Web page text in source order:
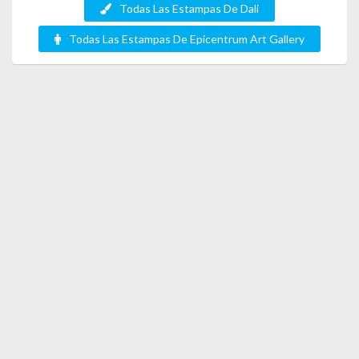
Todas Las Estampas De Dali
Todas Las Estampas De Epicentrum Art Gallery